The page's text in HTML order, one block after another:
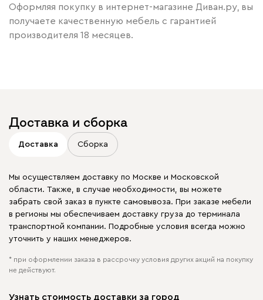
Оформляя покупку в интернет-магазине Диван.ру, вы
получаете качественную мебель с гарантией
производителя 18 месяцев.
Доставка и сборка
Доставка Сборка
Мы осуществляем доставку по Москве и Московской
области. Также, в случае необходимости, вы можете
забрать свой заказ в пункте самовывоза. При заказе мебели
в регионы мы обеспечиваем доставку груза до терминала
транспортной компании. Подробные условия всегда можно
уточнить у наших менеджеров.
* при оформлении заказа в рассрочку условия других акций на покупку
не действуют.
Узнать стоимость доставки за город